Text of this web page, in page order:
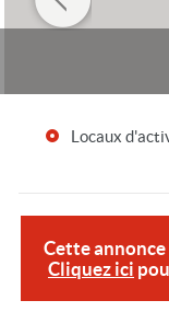
Locaux
Cette
Cliquez ici